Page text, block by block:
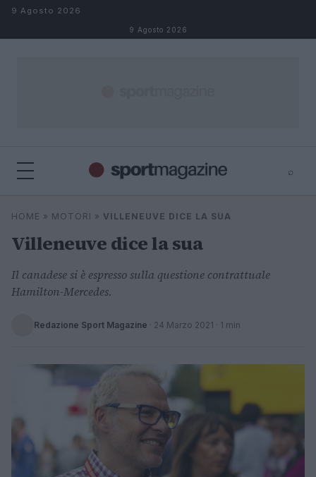
Salta al contenuto
9 Agosto 2026
9 Agosto 2026
⌕
Cerca
HOME » MOTORI » VILLENEUVE DICE LA SUA
Villeneuve dice la sua
Il canadese si è espresso sulla questione contrattuale
Hamilton-Mercedes.
Redazione Sport Magazine · 24 Marzo 2021 · 1 min